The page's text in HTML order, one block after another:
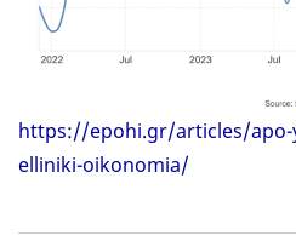
https://epohi.gr/articles/apo-
elliniki-oikonomia/